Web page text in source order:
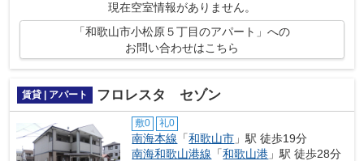
現在空室情報がありません。
「和歌山市小松原５丁目のアパート」への
お問い合わせはこちら
賃貸 | アパート フロレスタ セゾン
敷0 礼0
南海本線 「和歌山市 」駅 徒歩19分
南海和歌山港線 「和歌山港 」駅 徒歩28分